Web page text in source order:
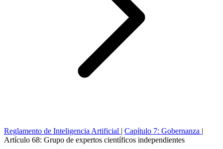
Reglamento de Inteligencia Artificial | Capítulo 7: Gobernanza |
Artículo 68: Grupo de expertos científicos independientes